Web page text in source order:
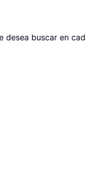
desea buscar en